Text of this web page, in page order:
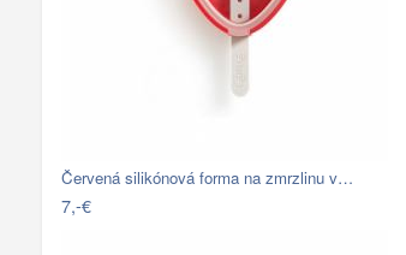
Červená silikónová forma na zmrzlinu v…
7,-€